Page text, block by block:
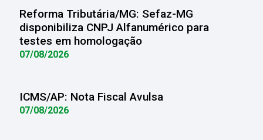
Reforma Tributária/MG: Sefaz-MG
disponibiliza CNPJ Alfanumérico para
testes em homologação
07/08/2026
ICMS/AP: Nota Fiscal Avulsa
07/08/2026